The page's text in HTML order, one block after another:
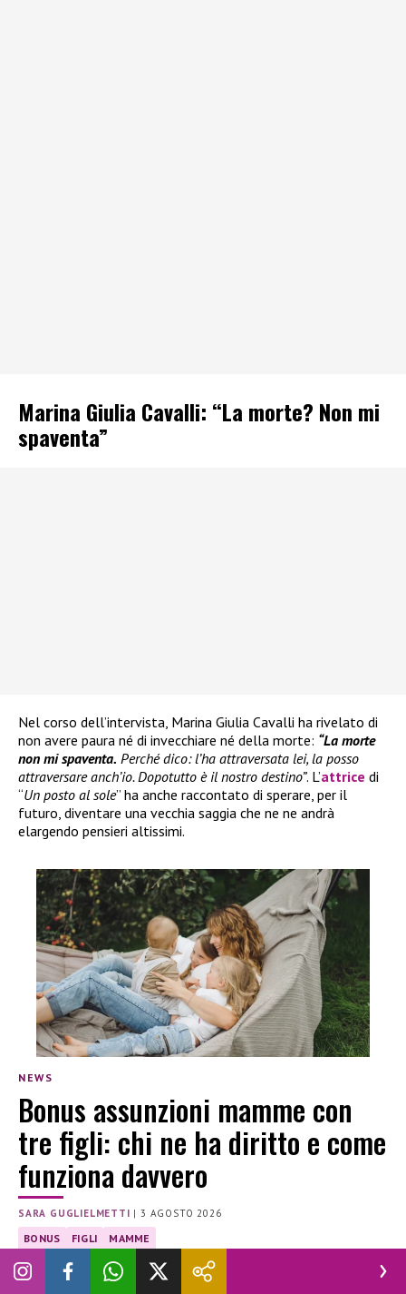
Marina Giulia Cavalli: “La morte? Non mi
spaventa”
Nel corso dell’intervista, Marina Giulia Cavalli ha rivelato di
non avere paura né di invecchiare né della morte: “La morte
non mi spaventa. Perché dico: l’ha attraversata lei, la posso
attraversare anch’io. Dopotutto è il nostro destino”. L’attrice di
“Un posto al sole” ha anche raccontato di sperare, per il
futuro, diventare una vecchia saggia che ne ne andrà
elargendo pensieri altissimi.
NEWS
Bonus assunzioni mamme con
tre figli: chi ne ha diritto e come
funziona davvero
SARA GUGLIELMETTI |3 AGOSTO 2026
BONUS FIGLI MAMME
Inps, al via il bonus assunzioni per le mamma con tre figli